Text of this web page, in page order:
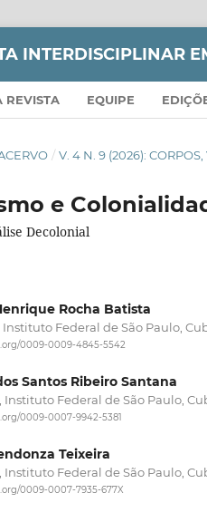
INTERDISCIPLINAR
REVISTA EQUIPE
/ V. 4 N. 9 (2026):
e
Decolonial
Rocha Batista
Federal de São Paulo,
0009-0009-4845-5542
Santos Ribeiro Santana
Instituto Federal de São Paulo,
0009-0007-9942-5381
Teixeira
Instituto Federal de São Paulo,
0009-0007-7935-677X